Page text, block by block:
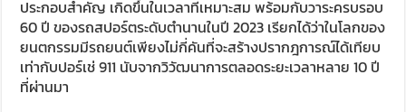
ประกอบสำคัญ เกิดขึ้นในเวลาที่เหมาะสม พร้อมกับวาระครบรอบ
60 ปี ของรถสปอร์ตระดับตำนานในปี 2023 เรียกได้ว่าในโลกของ
ยนตกรรมมีรถยนต์เพียงไม่กี่คันที่จะสร้างปรากฎการณ์ได้เทียบ
เท่ากับปอร์เช่ 911 นับจากวิวัฒนาการตลอดระยะเวลาหลาย 10 ปี
ที่ผ่านมา